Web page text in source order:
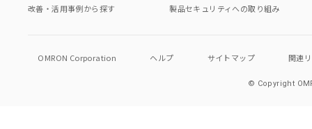
改善・活用事例から探す
製品セキュリティへの取り組み
OMRON Corporation ヘルプ サイトマップ 関連
© Copyright